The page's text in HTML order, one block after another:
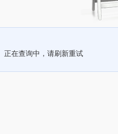
正在查询中，请刷新重试